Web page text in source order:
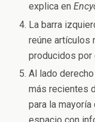
explica en
La barra
reúne artículos
producidos por
Al lado
más recientes
para la
espacio con